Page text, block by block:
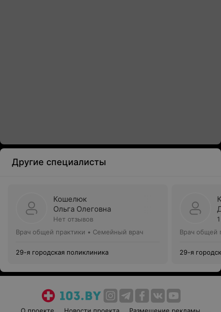
Другие специалисты
Кошелюк
Ольга Олеговна
Нет отзывов
Врач общей практики • Семейный врач
29-я городская поликлиника
Врач общей
29-я